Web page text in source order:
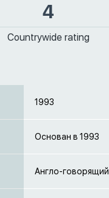
4
Countrywide rating
1993
Основан в 1993
Англо-говорящий